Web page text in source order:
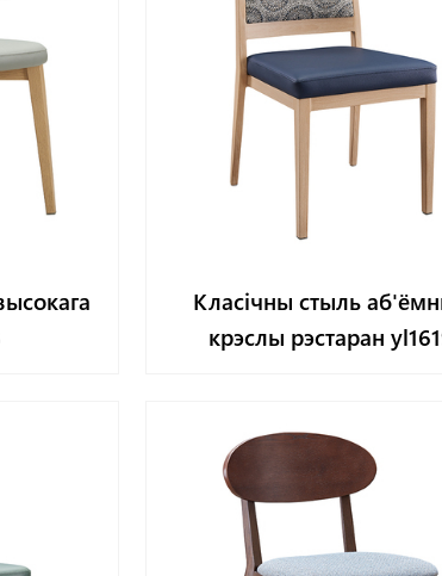
Класічны стыль
крэслы рэстаран